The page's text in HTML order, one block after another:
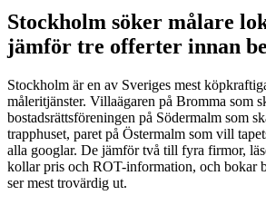
Stockholm söker målare
jämför tre offerter innan
Stockholm är en av Sveriges mest
måleritjänster. Villaägaren på Bromma som
bostadsrättsföreningen på Södermalm som
trapphuset, paret på Östermalm som vill
alla googlar. De jämför två till fyra firmor,
kollar pris och ROT-information, och bokar
ser mest trovärdig ut.